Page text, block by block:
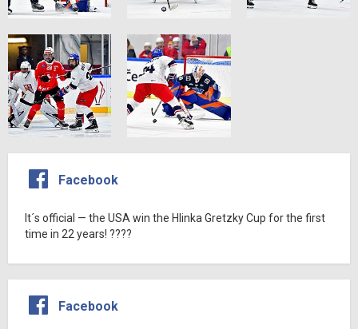
Facebook
It´s official — the USA win the Hlinka Gretzky Cup for the first
time in 22 years! ????
Facebook